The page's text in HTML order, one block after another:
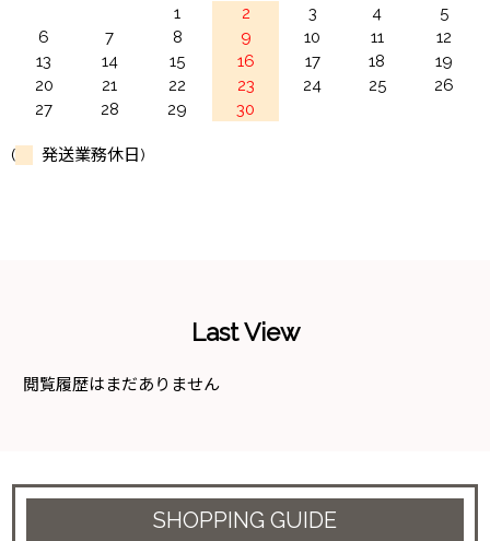
1
2 3 4
5
6
7 8 9 10 11
12
13
14 15 16 17 18
19
20
21 22 23 24 25
26
27
28 29 30
( 発送業務休日)
Last View
閲覧履歴はまだありません
SHOPPING GUIDE